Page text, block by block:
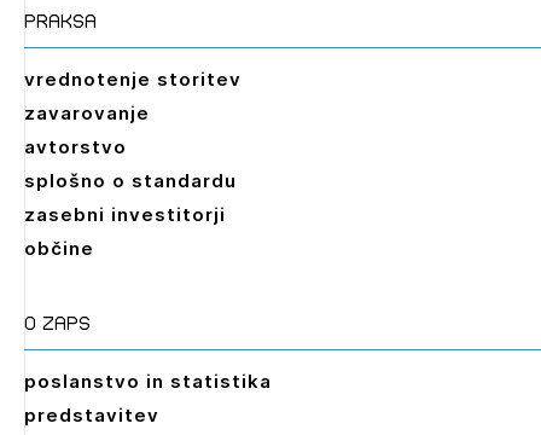
praksa
vrednotenje storitev
zavarovanje
avtorstvo
splošno o standardu
zasebni investitorji
občine
O zaps
poslanstvo in statistika
predstavitev